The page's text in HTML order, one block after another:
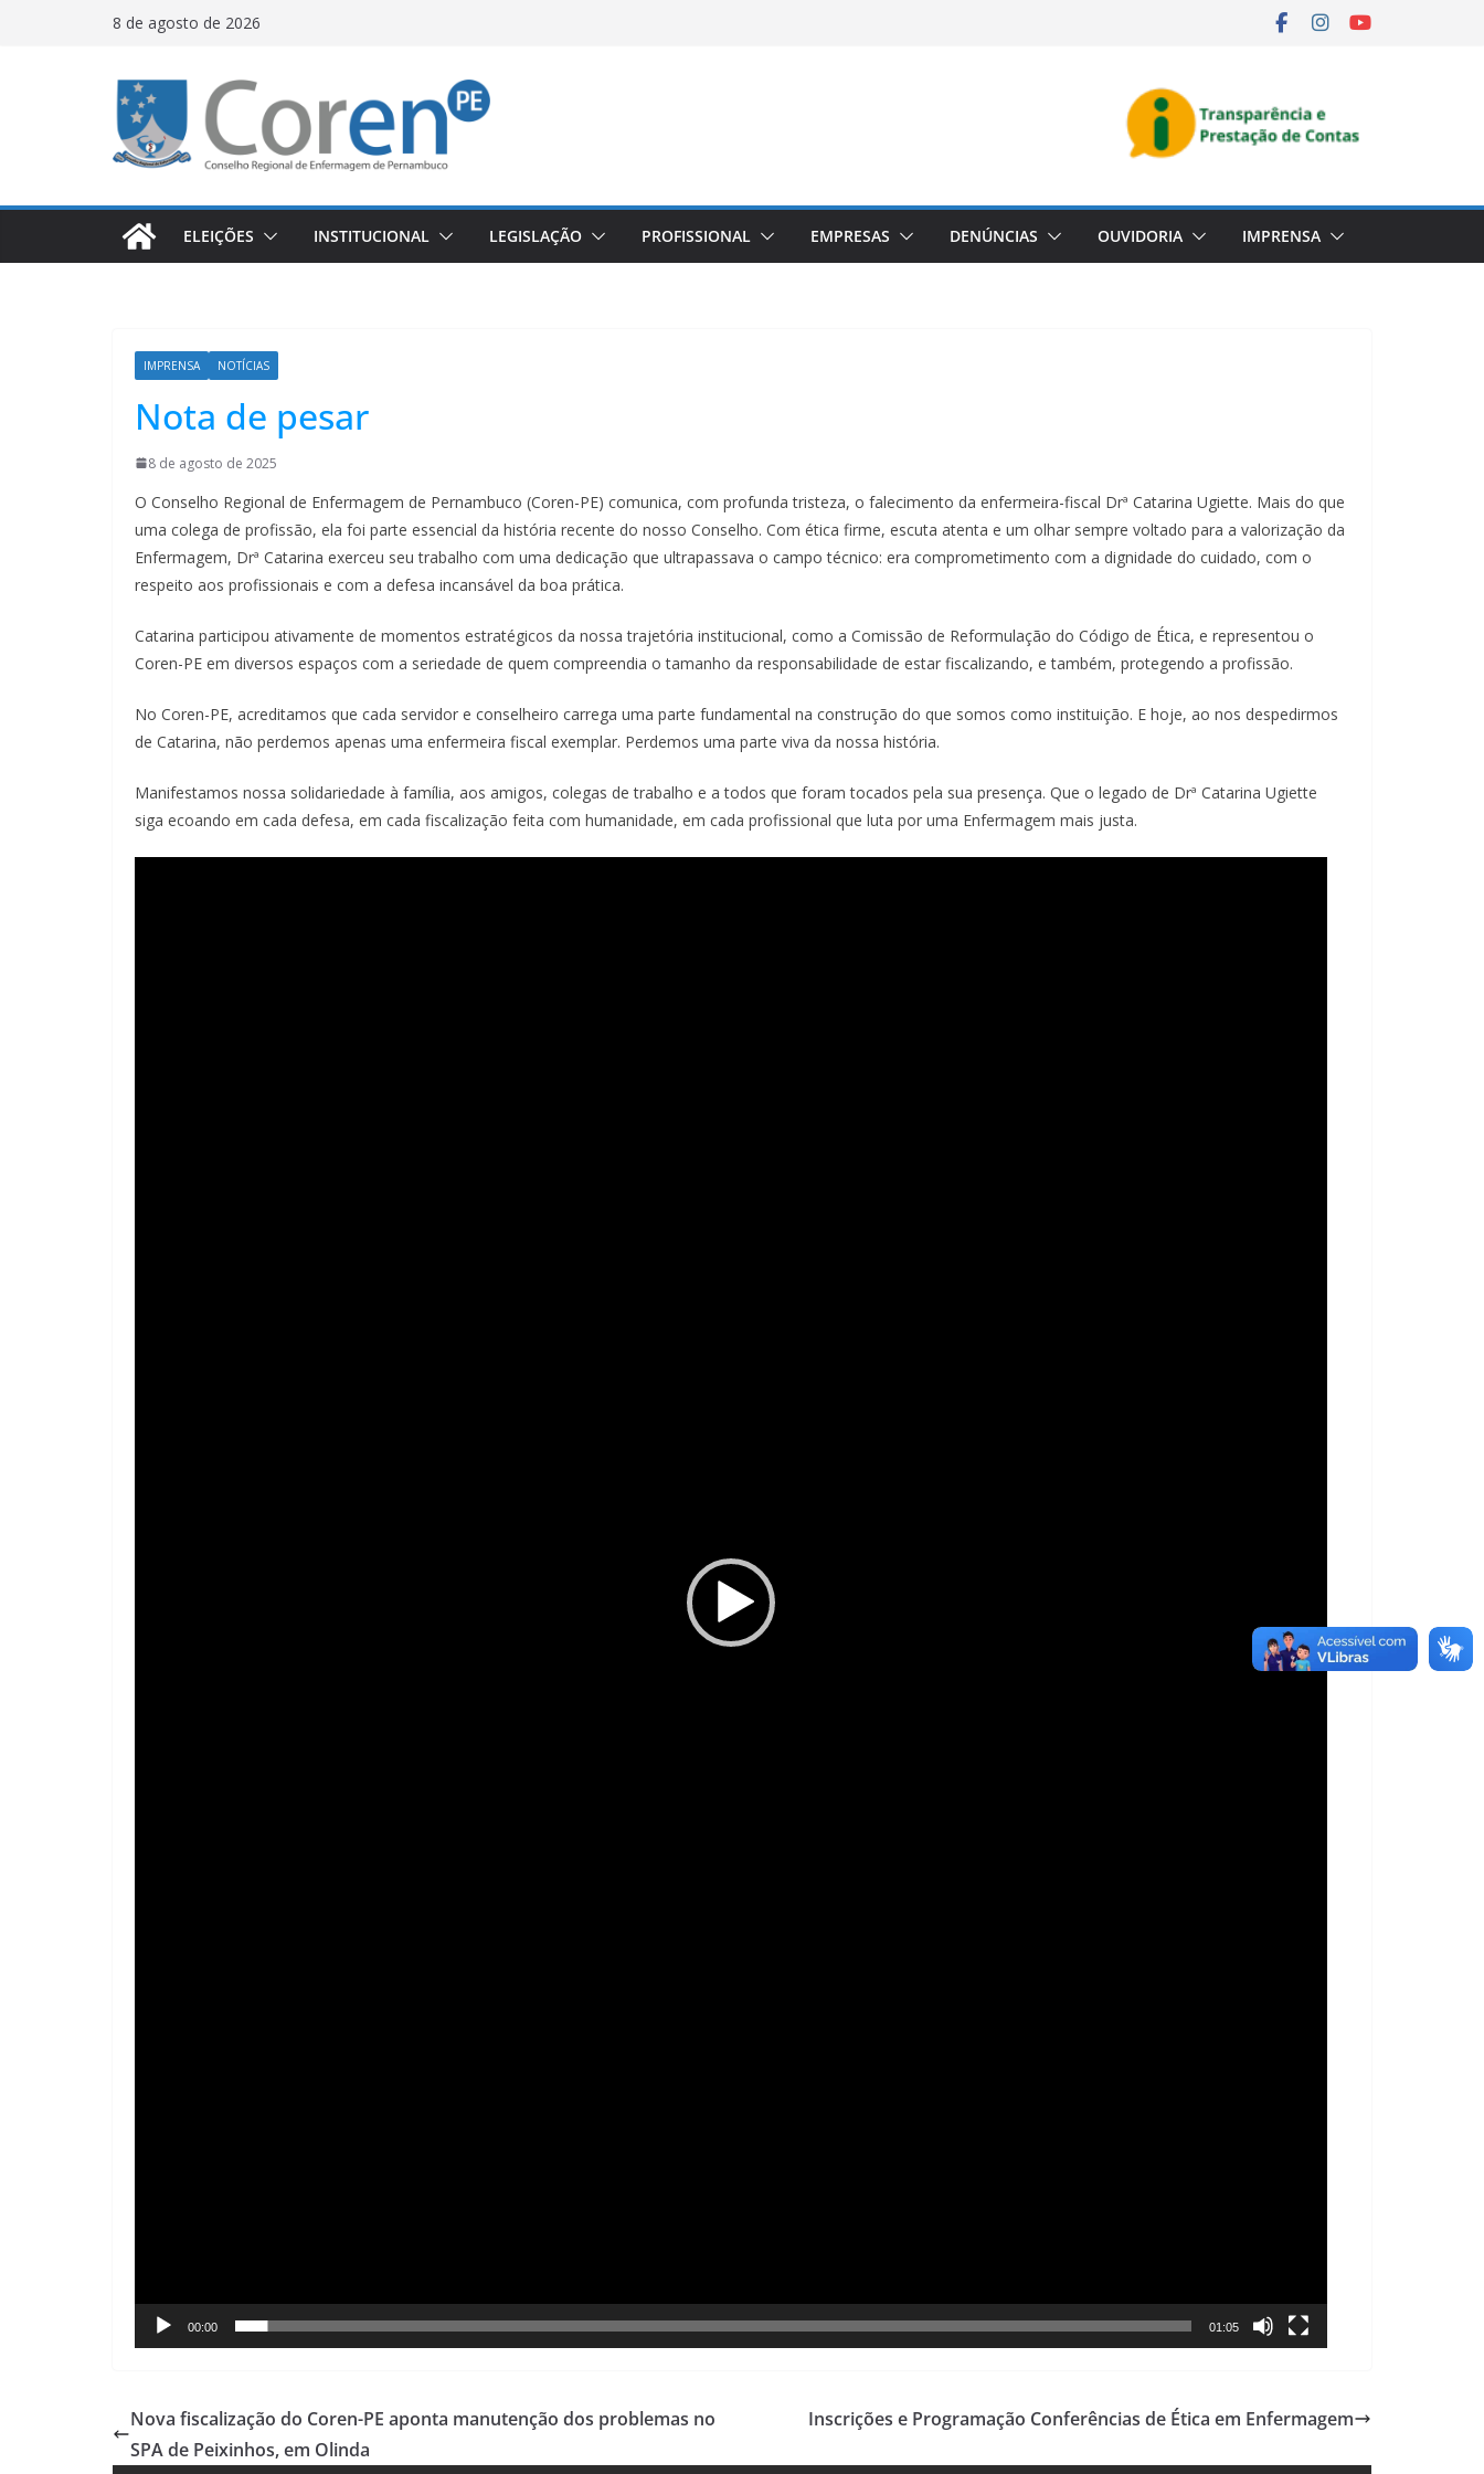
8 de agosto de 2026
ELEIÇÕES INSTITUCIONAL LEGISLAÇÃO PROFISSIONAL EMPRESAS DENÚNCIAS OUVIDORIA IMPRENSA
IMPRENSA NOTÍCIAS
Nota de pesar
8 de agosto de 2025
O Conselho Regional de Enfermagem de Pernambuco (Coren-PE) comunica, com profunda tristeza, o falecimento da enfermeira-fiscal Drª Catarina Ugiette. Mais do que
uma colega de profissão, ela foi parte essencial da história recente do nosso Conselho. Com ética firme, escuta atenta e um olhar sempre voltado para a valorização da
Enfermagem, Drª Catarina exerceu seu trabalho com uma dedicação que ultrapassava o campo técnico: era comprometimento com a dignidade do cuidado, com o
respeito aos profissionais e com a defesa incansável da boa prática.
Catarina participou ativamente de momentos estratégicos da nossa trajetória institucional, como a Comissão de Reformulação do Código de Ética, e representou o
Coren-PE em diversos espaços com a seriedade de quem compreendia o tamanho da responsabilidade de estar fiscalizando, e também, protegendo a profissão.
No Coren-PE, acreditamos que cada servidor e conselheiro carrega uma parte fundamental na construção do que somos como instituição. E hoje, ao nos despedirmos
de Catarina, não perdemos apenas uma enfermeira fiscal exemplar. Perdemos uma parte viva da nossa história.
Manifestamos nossa solidariedade à família, aos amigos, colegas de trabalho e a todos que foram tocados pela sua presença. Que o legado de Drª Catarina Ugiette
siga ecoando em cada defesa, em cada fiscalização feita com humanidade, em cada profissional que luta por uma Enfermagem mais justa.
00:00 01:05
Nova fiscalização do Coren-PE aponta manutenção dos problemas no
SPA de Peixinhos, em Olinda
Inscrições e Programação Conferências de Ética em Enfermagem